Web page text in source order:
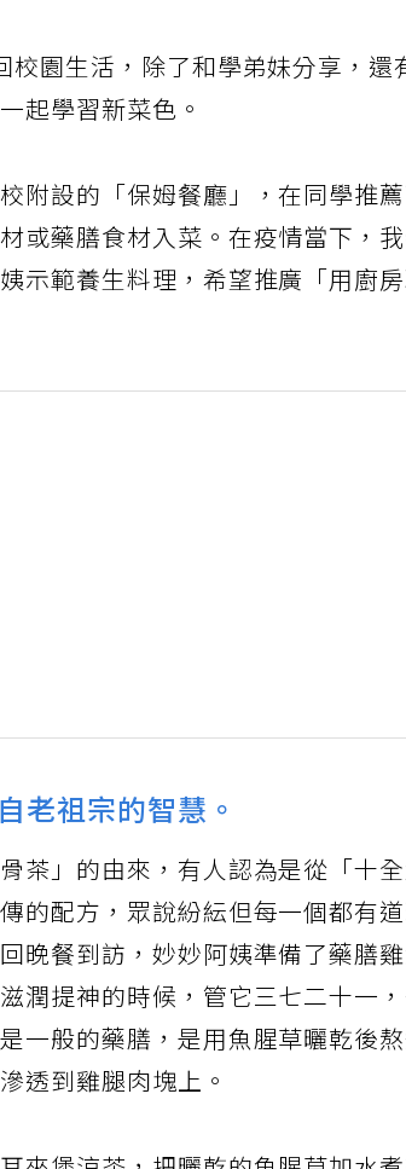
園生活，除了和學弟妹分享，還
起學習新菜色。
附設的「保姆餐廳」，在同學推
或藥膳食材入菜。在疫情當下，
示範養生料理，希望推廣「用廚
老祖宗的智慧。
茶」的由來，有人認為是從「十
的配方，眾說紛紜但每一個都有道
晚餐到訪，妙妙阿姨準備了藥膳雞
潤提神的時候，管它三七二十一
一般的藥膳，是用魚腥草曬乾後
透到雞腿肉塊上。